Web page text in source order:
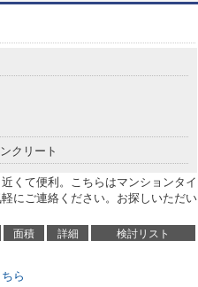
クリート
くて便利。こちらはマンションタイ
にご連絡ください。お探しいただい
面積 詳細 検討リスト
ら